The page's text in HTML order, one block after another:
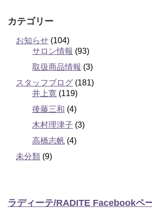
カテゴリー
お知らせ (104)
サロン情報 (93)
取扱商品情報 (3)
スタッフブログ (181)
井上寛 (119)
後藤三和 (4)
木村理津子 (3)
高橋志帆 (4)
未分類 (9)
ラディーテ/RADITE Facebookペ